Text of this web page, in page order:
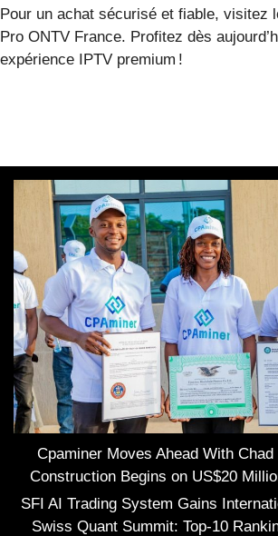
Pour un achat sécurisé et fiable, visitez
Pro ONTV France. Profitez dès
expérience IPTV premium !
Cpaminer Moves Ahead With
Construction Begins on US$20
SFI AI Trading System Gains
Swiss Quant Summit: Top-10